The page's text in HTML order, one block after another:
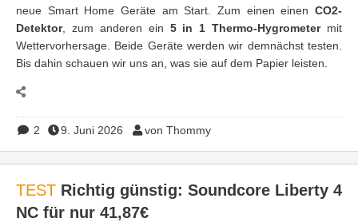
neue Smart Home Geräte am Start. Zum einen einen CO2-
Detektor, zum anderen ein 5 in 1 Thermo-Hygrometermit
Wettervorhersage. Beide Geräte werden wir demnächst testen.
Bis dahin schauen wir uns an, was sie auf dem Papier leisten.
2 9. Juni 2026 von Thommy
TEST Richtig günstig: Soundcore Liberty 4
NC für nur 41,87€